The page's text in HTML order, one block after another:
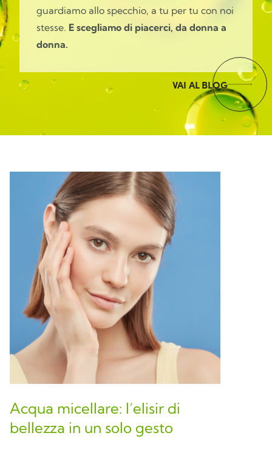
guardiamo allo specchio, a tu per tu con noi
stesse. E scegliamo di piacerci, da donna a
donna.
VAI AL BLOG
Acqua micellare: l’elisir di
bellezza in un solo gesto